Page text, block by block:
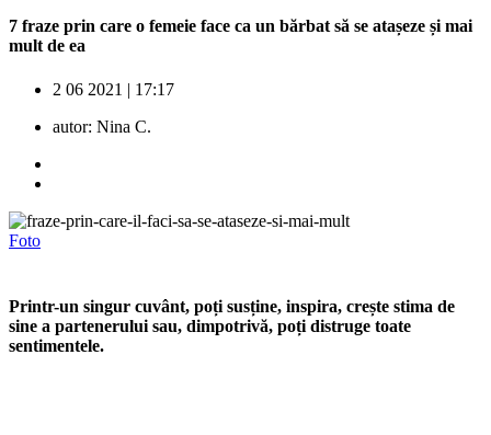
7 fraze prin care o femeie face ca un bărbat să se atașeze și mai
mult de ea
2 06 2021 | 17:17
autor: Nina C.
Foto
Printr-un singur cuvânt, poți susține, inspira, crește stima de
sine a partenerului sau, dimpotrivă, poți distruge toate
sentimentele.